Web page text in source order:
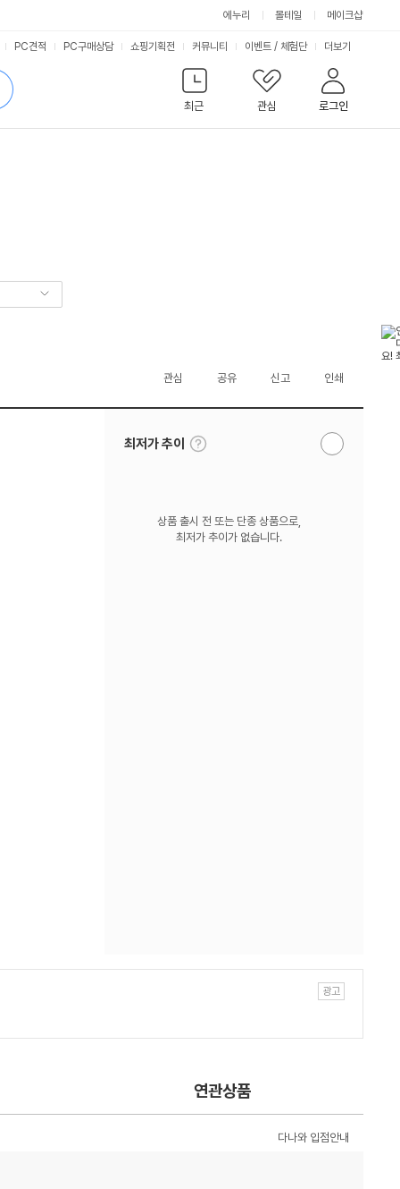
에누리 몰테일 메이크샵
최근
관심 로그인
PC견적 PC구매상담 쇼핑기획전 커뮤니티 이벤트 / 체험단 서
비
스
더보기
관심 공유 신고 인쇄
최저가 추이
툴
팁
알
상품 출시 전 또는 단종 상품으로,
최저가 추이가 없습니다.
연관상품
다나와 입점안내